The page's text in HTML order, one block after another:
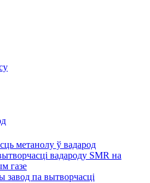
метанолу ў вадарод
вадароду SMR на
газе
завод па вытворчасці